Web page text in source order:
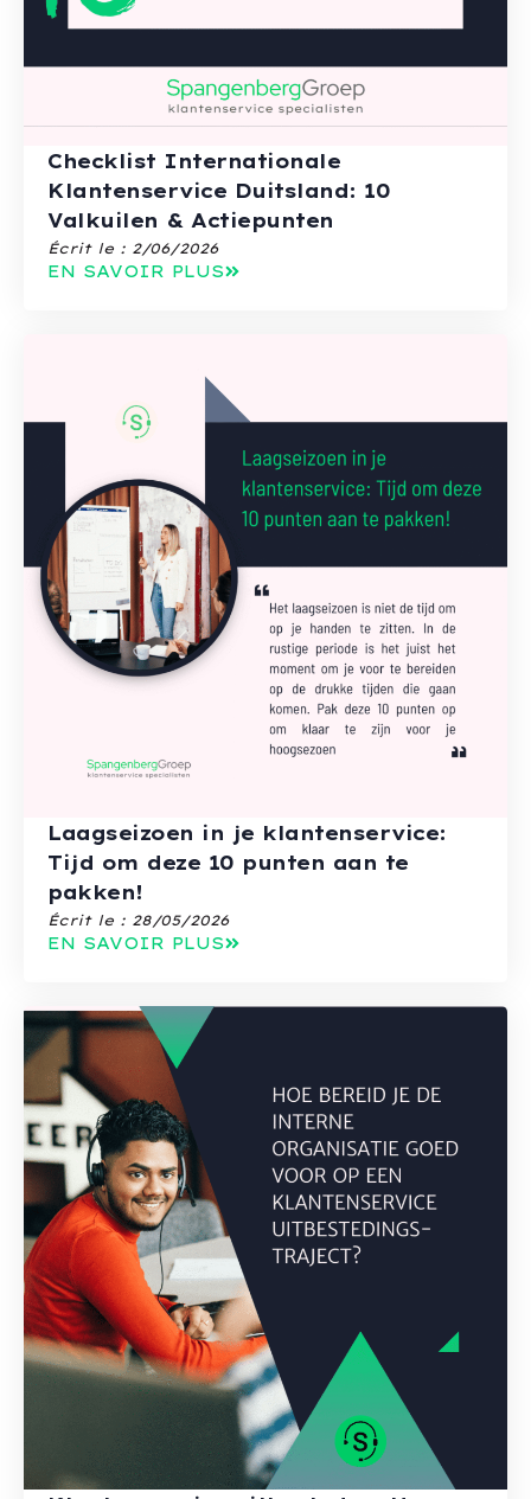
Checklist Internationale
Klantenservice Duitsland: 10
Valkuilen & Actiepunten
Écrit le : 2/06/2026
EN SAVOIR PLUS
Laagseizoen in je klantenservice:
Tijd om deze 10 punten aan te
pakken!
Écrit le : 28/05/2026
EN SAVOIR PLUS